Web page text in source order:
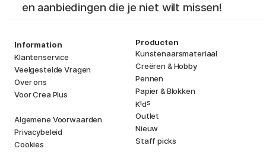
en aanbiedingen die je niet wilt missen!
Information
Klantenservice
Veelgestelde Vragen
Over ons
Voor Crea Plus
Algemene Voorwaarden
Privacybeleid
Cookies
Producten
Kunstenaarsmateriaal
Creëren & Hobby
Pennen
Papier & Blokken
Kids
Outlet
Nieuw
Staff picks